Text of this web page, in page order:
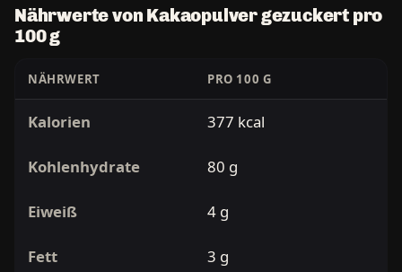
Nährwerte von Kakaopulver gezuckert pro
100 g
NÄHRWERT PRO 100 G
Kalorien 377 kcal
Kohlenhydrate 80 g
Eiweiß 4 g
Fett 3 g